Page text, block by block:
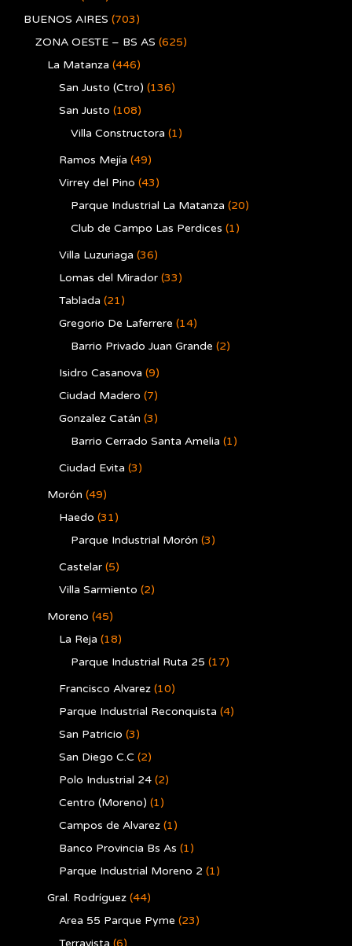
BUENOS AIRES (703)
ZONA OESTE – BS AS (625)
La Matanza (446)
San Justo (Ctro) (136)
San Justo (108)
Villa Constructora (1)
Ramos Mejía (49)
Virrey del Pino (43)
Parque Industrial La Matanza (20)
Club de Campo Las Perdices (1)
Villa Luzuriaga (36)
Lomas del Mirador (33)
Tablada (21)
Gregorio De Laferrere (14)
Barrio Privado Juan Grande (2)
Isidro Casanova (9)
Ciudad Madero (7)
Gonzalez Catán (3)
Barrio Cerrado Santa Amelia (1)
Ciudad Evita (3)
Morón (49)
Haedo (31)
Parque Industrial Morón (3)
Castelar (5)
Villa Sarmiento (2)
Moreno (45)
La Reja (18)
Parque Industrial Ruta 25 (17)
Francisco Alvarez (10)
Parque Industrial Reconquista (4)
San Patricio (3)
San Diego C.C (2)
Polo Industrial 24 (2)
Centro (Moreno) (1)
Campos de Alvarez (1)
Banco Provincia Bs As (1)
Parque Industrial Moreno 2 (1)
Gral. Rodríguez (44)
Area 55 Parque Pyme (23)
Terravista (6)